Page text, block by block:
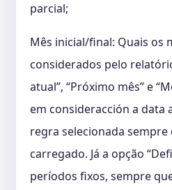
parcial;
Mês inicial/final: Quais os
considerados pelo
atual”, “Próximo mês” e
em consideracción a data
regra selecionada
carregado. Já a opção
períodos fixos, sempre